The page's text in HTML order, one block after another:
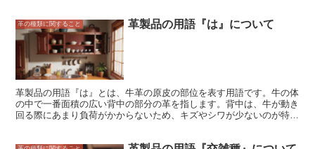
革の種類に関すること 革製品の用語『は』について
革製品の用語『は』とは、牛革の原皮の部位を表す用語です。牛の体
の中で一番面積の広い背中の部分の革を指します。背中は、牛が動き
回る際にあまり負荷がかからないため、キズやシワが少ないのが特徴